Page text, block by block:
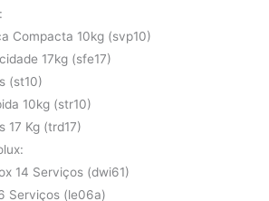
Compacta 10kg (svp10)
17kg (sfe17)
(st10)
10kg (str10)
17 Kg (trd17)
14 Serviços (dwi61)
Serviços (le06a)